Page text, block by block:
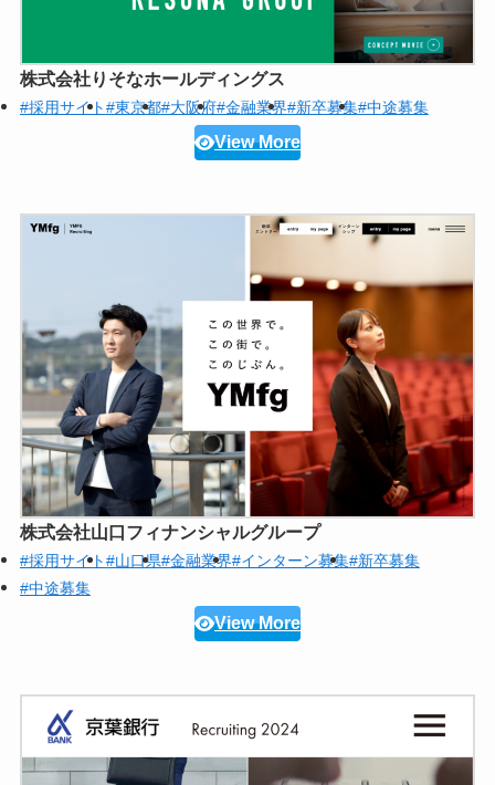
株式会社りそなホールディングス
#採用サイト#東京都#大阪府#金融業界#新卒募集#中途募集
View More
株式会社山口フィナンシャルグループ
#採用サイト#山口県#金融業界#インターン募集#新卒募集
#中途募集
View More